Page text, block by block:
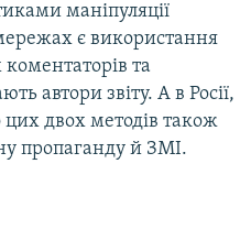
маніпуляції
є використання
та
автори звіту. А в Росії,
двох методів також
пропаганду й ЗМІ.